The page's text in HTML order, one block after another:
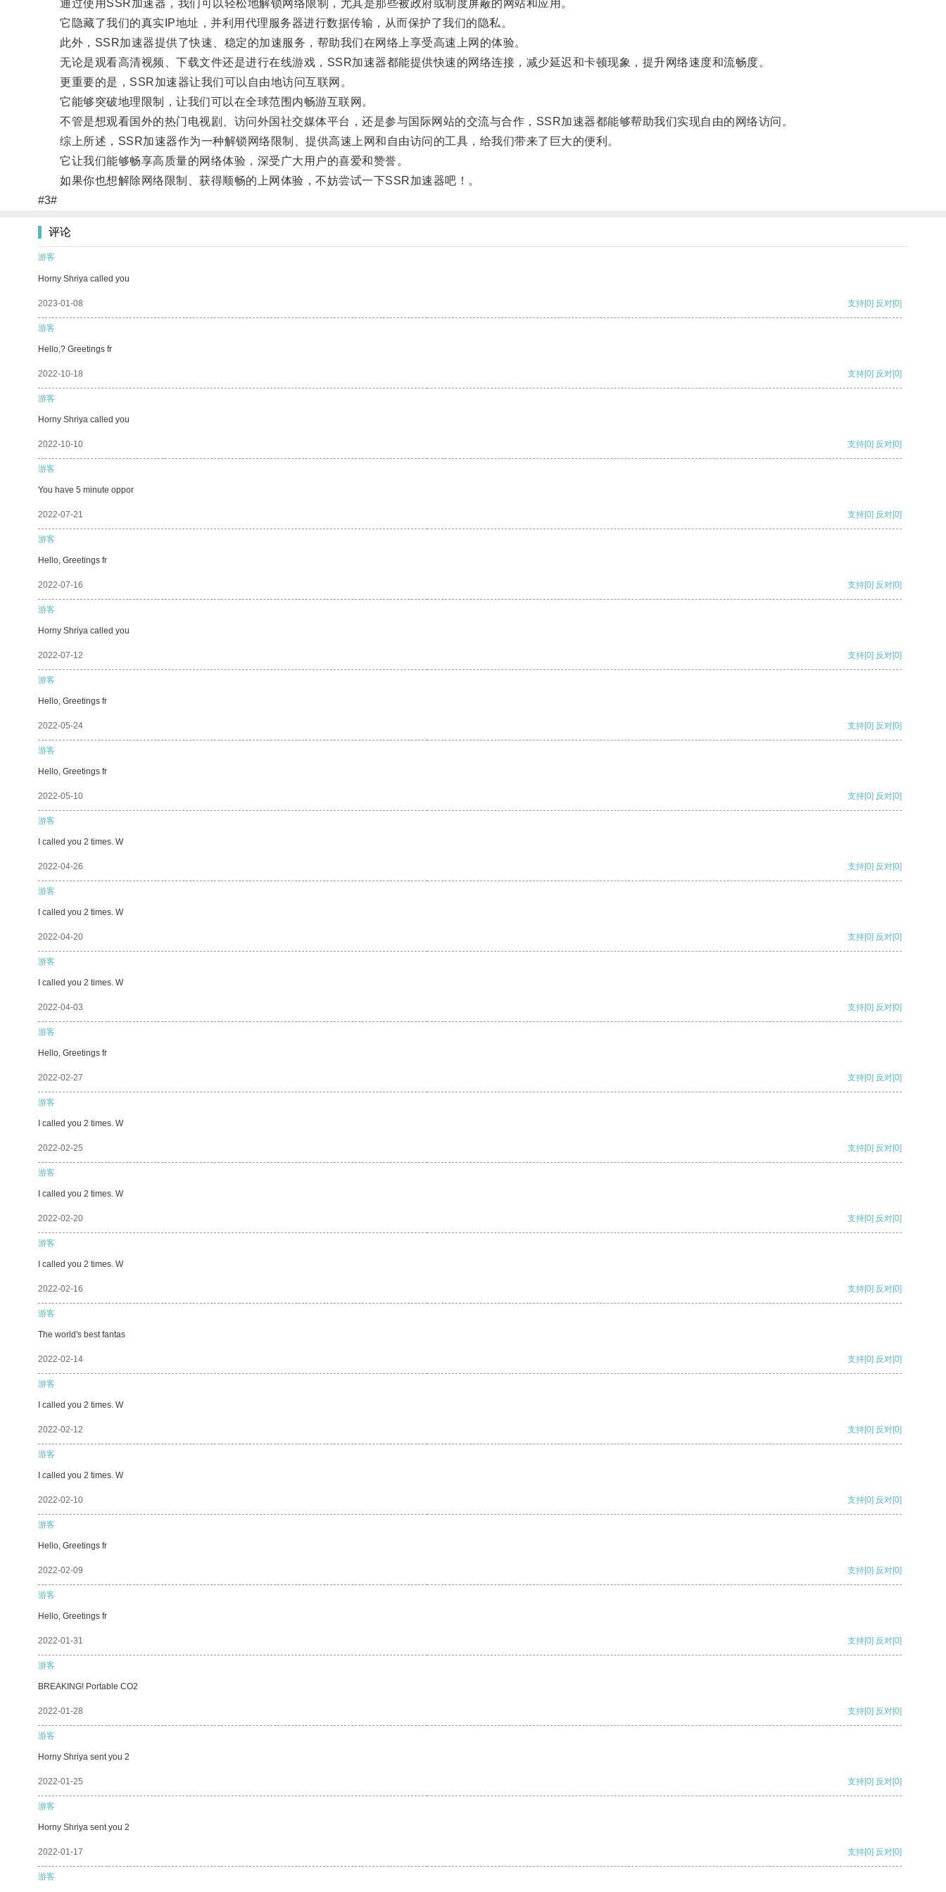
通过使用SSR加速器，我们可以轻松地解锁网络限制，尤其是那些被政府或制度屏蔽的网站和应用。
它隐藏了我们的真实IP地址，并利用代理服务器进行数据传输，从而保护了我们的隐私。
此外，SSR加速器提供了快速、稳定的加速服务，帮助我们在网络上享受高速上网的体验。
无论是观看高清视频、下载文件还是进行在线游戏，SSR加速器都能提供快速的网络连接，减少延迟和卡顿现象，提升网络速度和流畅度。
更重要的是，SSR加速器让我们可以自由地访问互联网。
它能够突破地理限制，让我们可以在全球范围内畅游互联网。
不管是想观看国外的热门电视剧、访问外国社交媒体平台，还是参与国际网站的交流与合作，SSR加速器都能够帮助我们实现自由的网络访问。
综上所述，SSR加速器作为一种解锁网络限制、提供高速上网和自由访问的工具，给我们带来了巨大的便利。
它让我们能够畅享高质量的网络体验，深受广大用户的喜爱和赞誉。
如果你也想解除网络限制、获得顺畅的上网体验，不妨尝试一下SSR加速器吧！。
#3#
评论
游客
Horny Shriya called you
2023-01-08 支持[0] 反对[0]
游客
Hello,? Greetings fr
2022-10-18 支持[0] 反对[0]
游客
Horny Shriya called you
2022-10-10 支持[0] 反对[0]
游客
You have 5 minute oppor
2022-07-21 支持[0] 反对[0]
游客
Hello, Greetings fr
2022-07-16 支持[0] 反对[0]
游客
Horny Shriya called you
2022-07-12 支持[0] 反对[0]
游客
Hello, Greetings fr
2022-05-24 支持[0] 反对[0]
游客
Hello, Greetings fr
2022-05-10 支持[0] 反对[0]
游客
I called you 2 times. W
2022-04-26 支持[0] 反对[0]
游客
I called you 2 times. W
2022-04-20 支持[0] 反对[0]
游客
I called you 2 times. W
2022-04-03 支持[0] 反对[0]
游客
Hello, Greetings fr
2022-02-27 支持[0] 反对[0]
游客
I called you 2 times. W
2022-02-25 支持[0] 反对[0]
游客
I called you 2 times. W
2022-02-20 支持[0] 反对[0]
游客
I called you 2 times. W
2022-02-16 支持[0] 反对[0]
游客
The world's best fantas
2022-02-14 支持[0] 反对[0]
游客
I called you 2 times. W
2022-02-12 支持[0] 反对[0]
游客
I called you 2 times. W
2022-02-10 支持[0] 反对[0]
游客
Hello, Greetings fr
2022-02-09 支持[0] 反对[0]
游客
Hello, Greetings fr
2022-01-31 支持[0] 反对[0]
游客
BREAKING! Portable CO2
2022-01-28 支持[0] 反对[0]
游客
Horny Shriya sent you 2
2022-01-25 支持[0] 反对[0]
游客
Horny Shriya sent you 2
2022-01-17 支持[0] 反对[0]
游客